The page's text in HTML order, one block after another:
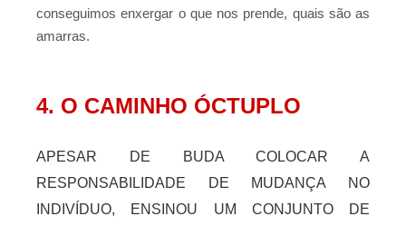
conseguimos enxergar o que nos prende, quais são as
amarras.
4. O CAMINHO ÓCTUPLO
APESAR DE BUDA COLOCAR A
RESPONSABILIDADE DE MUDANÇA NO
INDIVÍDUO, ENSINOU UM CONJUNTO DE